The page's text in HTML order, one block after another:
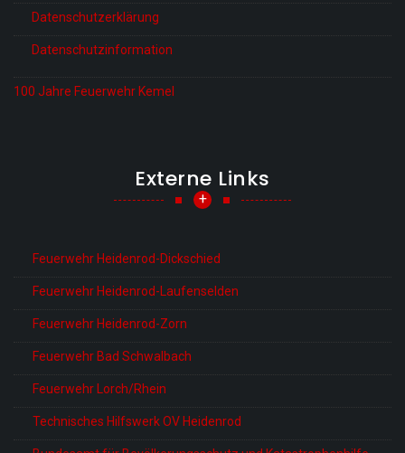
Datenschutzerklärung
Datenschutzinformation
100 Jahre Feuerwehr Kemel
Externe Links
+
Feuerwehr Heidenrod-Dickschied
Feuerwehr Heidenrod-Laufenselden
Feuerwehr Heidenrod-Zorn
Feuerwehr Bad Schwalbach
Feuerwehr Lorch/Rhein
Technisches Hilfswerk OV Heidenrod